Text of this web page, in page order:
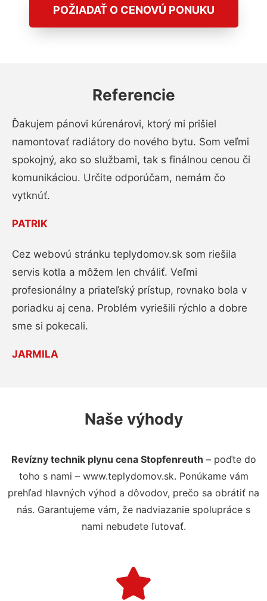
POŽIADAŤ O CENOVÚ PONUKU
Referencie
Ďakujem pánovi kúrenárovi, ktorý mi prišiel
namontovať radiátory do nového bytu. Som veľmi
spokojný, ako so službami, tak s finálnou cenou či
komunikáciou. Určite odporúčam, nemám čo
vytknúť.
PATRIK
Cez webovú stránku teplydomov.sk som riešila
servis kotla a môžem len chváliť. Veľmi
profesionálny a priateľský prístup, rovnako bola v
poriadku aj cena. Problém vyriešili rýchlo a dobre
sme si pokecali.
JARMILA
Naše výhody
Revízny technik plynu cena Stopfenreuth – poďte do
toho s nami – www.teplydomov.sk. Ponúkame vám
prehľad hlavných výhod a dôvodov, prečo sa obrátiť na
nás. Garantujeme vám, že nadviazanie spolupráce s
nami nebudete ľutovať.